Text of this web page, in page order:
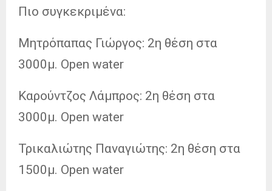
Πιο συγκεκριμένα:
Μητρόπαπας Γιώργος: 2η θέση στα
3000μ. Open water
Καρούντζος Λάμπρος: 2η θέση στα
3000μ. Open water
Τρικαλιώτης Παναγιώτης: 2η θέση στα
1500μ. Open water